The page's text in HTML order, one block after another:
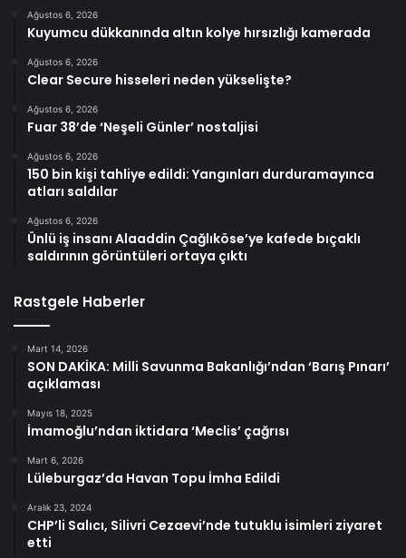
Ağustos 6, 2026
Kuyumcu dükkanında altın kolye hırsızlığı kamerada
Ağustos 6, 2026
Clear Secure hisseleri neden yükselişte?
Ağustos 6, 2026
Fuar 38’de ‘Neşeli Günler’ nostaljisi
Ağustos 6, 2026
150 bin kişi tahliye edildi: Yangınları durduramayınca
atları saldılar
Ağustos 6, 2026
Ünlü iş insanı Alaaddin Çağlıköse’ye kafede bıçaklı
saldırının görüntüleri ortaya çıktı
Rastgele Haberler
Mart 14, 2026
SON DAKİKA: Milli Savunma Bakanlığı’ndan ‘Barış Pınarı’
açıklaması
Mayıs 18, 2025
İmamoğlu’ndan iktidara ‘Meclis’ çağrısı
Mart 6, 2026
Lüleburgaz’da Havan Topu İmha Edildi
Aralık 23, 2024
CHP’li Salıcı, Silivri Cezaevi’nde tutuklu isimleri ziyaret
etti